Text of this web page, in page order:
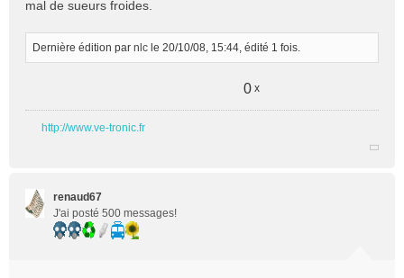
mal de sueurs froides.
Dernière édition par nlc le 20/10/08, 15:44, édité 1 fois.
0 x
http://www.ve-tronic.fr
renaud67
J'ai posté 500 messages!